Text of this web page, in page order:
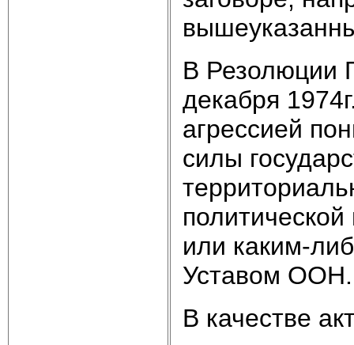
В Резолюции
декабря
агрессией
силы
политической
или каким-
Уставом ООН.
В качестве